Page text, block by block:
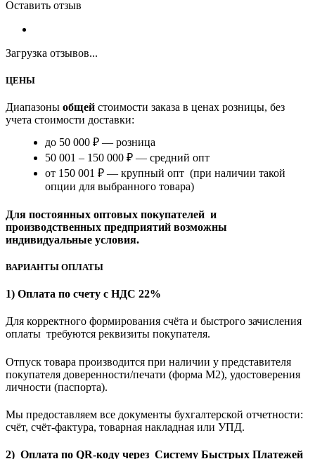
Оставить отзыв
Загрузка отзывов...
ЦЕНЫ
Диапазоны общей стоимости заказа в ценах розницы, без
учета стоимости доставки:
до 50 000 ₽ — розница
50 001 – 150 000 ₽ — средний опт
от 150 001 ₽ — крупный опт (при наличии такой
опции для выбранного товара)
Для постоянных оптовых покупателей и
производственных предприятий возможны
индивидуальные условия.
ВАРИАНТЫ ОПЛАТЫ
1) Оплата по счету с НДС 22%
Для корректного формирования счёта и быстрого зачисления
оплаты требуются реквизиты покупателя.
Отпуск товара производится при наличии у представителя
покупателя доверенности/печати (форма M2), удостоверения
личности (паспорта).
Мы предоставляем все документы бухгалтерской отчетности:
счёт, счёт-фактура, товарная накладная или УПД.
2) Оплата по QR-коду через Систему Быстрых Платежей